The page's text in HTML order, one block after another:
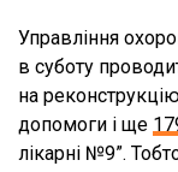
Управління
в суботу
на
допомоги і ще
лікарні №9”.